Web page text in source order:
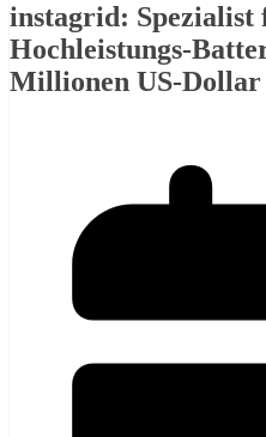
instagrid: Spezialist
Hochleistungs-
Millionen US-Dollar